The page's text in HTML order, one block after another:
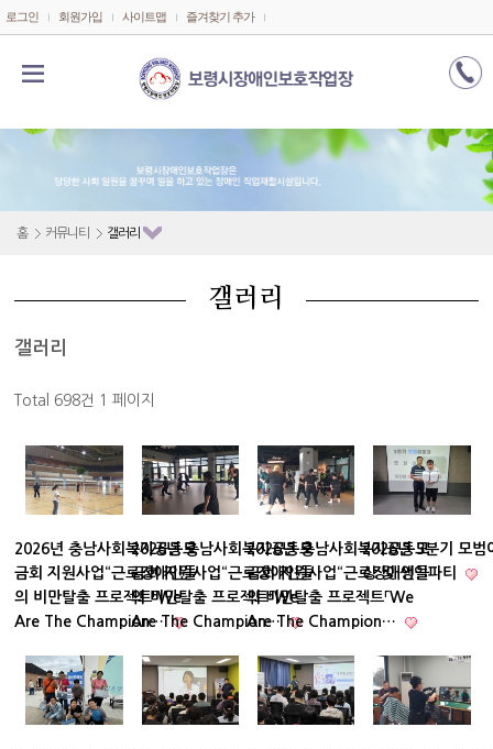
로그인 회원가입 사이트맵 즐겨찾기 추가
홈 커뮤니티 갤러리
갤러리
갤러리
Total 698건 1 페이지
2026년 충남사회복지공동모
금회 지원사업“근로장애인들
의 비만탈출 프로젝트「We
Are The Champion…
2026년 충남사회복지공동모
금회 지원사업“근로장애인들
의 비만탈출 프로젝트「We
Are The Champion…
2026년 충남사회복지공동모
금회 지원사업“근로장애인들
의 비만탈출 프로젝트「We
Are The Champion…
2026년 3분기 모범
상 및 생일파티